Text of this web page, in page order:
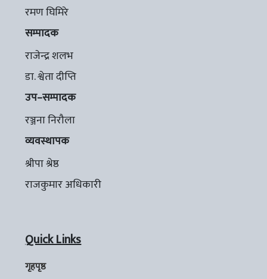
रमण घिमिरे
सम्पादक
राजेन्द्र शलभ
डा. श्वेता दीप्ति
उप–सम्पादक
रञ्जना निरौला
व्यवस्थापक
श्रीपा श्रेष्ठ
राजकुमार अधिकारी
Quick Links
गृहपृष्ठ